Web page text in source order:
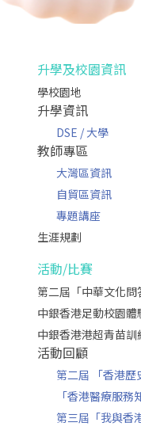
升學及校園資訊
學校園地
升學資訊
DSE / 大學
教師專區
大灣區資訊
自貿區資訊
專題講座
生涯規劃
活動/比賽
第二屆「中華文化問
中銀香港足動校園體
中銀香港港超青苗訓
活動回顧
第二屆 「香港
「香港醫療服務
第三屆「我與香